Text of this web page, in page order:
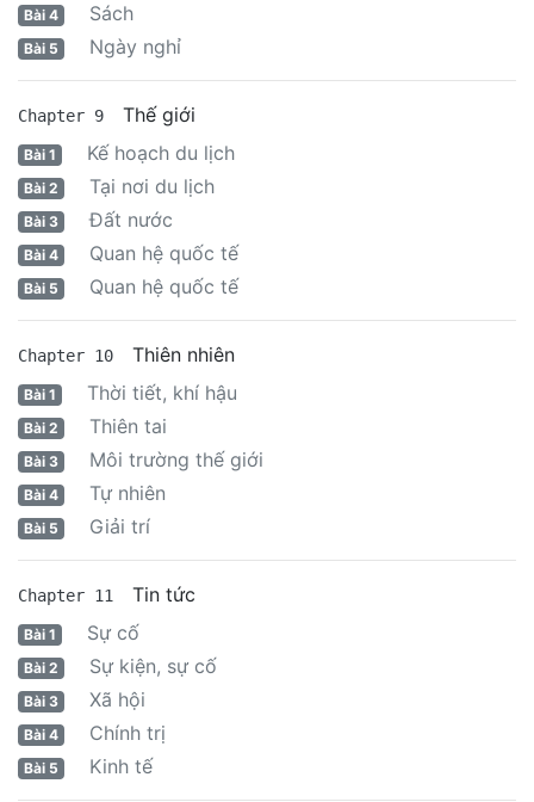
Bài 4 Sách
Bài 5 Ngày nghỉ
Chapter 9 Thế giới
Bài 1 Kế hoạch du lịch
Bài 2 Tại nơi du lịch
Bài 3 Đất nước
Bài 4 Quan hệ quốc tế
Bài 5 Quan hệ quốc tế
Chapter 10 Thiên nhiên
Bài 1 Thời tiết, khí hậu
Bài 2 Thiên tai
Bài 3 Môi trường thế giới
Bài 4 Tự nhiên
Bài 5 Giải trí
Chapter 11 Tin tức
Bài 1 Sự cố
Bài 2 Sự kiện, sự cố
Bài 3 Xã hội
Bài 4 Chính trị
Bài 5 Kinh tế